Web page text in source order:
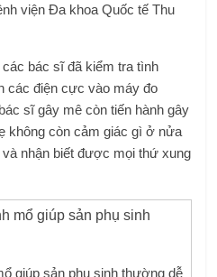
viện Đa khoa Quốc tế Thu
bác sĩ đã kiểm tra tình
các điện cực vào máy đo
sĩ gây mê còn tiến hành gây
không còn cảm giác gì ở nửa
nhận biết được mọi thứ xung
giúp sản phụ sinh thường dễ